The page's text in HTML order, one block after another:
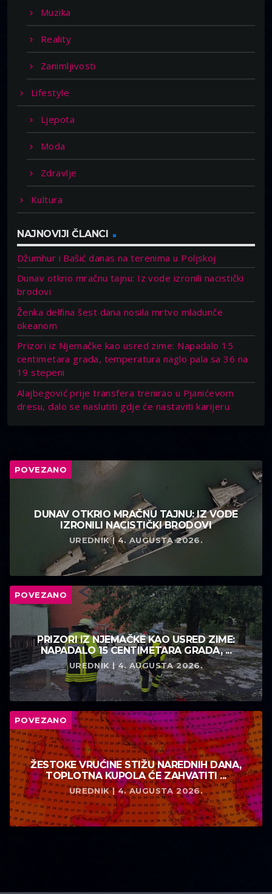
Muzika
Reality
Zanimljivosti
Lifestyle
Ljepota
Moda
Zdravlje
Kultura
NAJNOVIJI ČLANCI
Džumhur i Bašić danas na terenima u Poljskoj
Dunav otkrio mračnu tajnu: Iz vode izronili nacistički
brodovi
Ženka delfina šest dana nosila mrtvo mladunče
okeanom
Prizori iz Njemačke kao usred zime: Napadalo 15
centimetara grada, temperatura naglo pala sa 36 na
19 stepeni
Alajbegović prije transfera trenirao u Pjanićevom
dresu, dalo se naslutiti gdje će nastaviti karijeru
POVEZANO
DUNAV OTKRIO MRAČNU TAJNU: IZ VODE
IZRONILI NACISTIČKI BRODOVI
UREDNIK | 4. AUGUSTA 2026.
POVEZANO
PRIZORI IZ NJEMAČKE KAO USRED ZIME:
NAPADALO 15 CENTIMETARA GRADA, ...
UREDNIK | 4. AUGUSTA 2026.
POVEZANO
ŽESTOKE VRUĆINE STIŽU NAREDNIH DANA,
TOPLOTNA KUPOLA ĆE ZAHVATITI ...
UREDNIK | 4. AUGUSTA 2026.